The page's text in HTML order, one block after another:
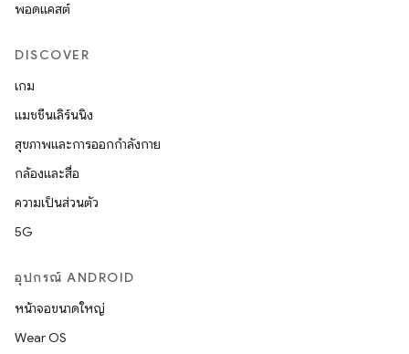
พอดแคสต์
DISCOVER
เกม
แมชชีนเลิร์นนิง
สุขภาพและการออกกำลังกาย
กล้องและสื่อ
ความเป็นส่วนตัว
5G
อุปกรณ์ ANDROID
หน้าจอขนาดใหญ่
Wear OS